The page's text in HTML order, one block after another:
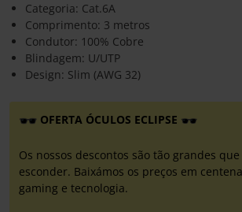
Categoria: Cat.6A
Comprimento: 3 metros
Condutor: 100% Cobre
Blindagem: U/UTP
Design: Slim (AWG 32)
OFERTA ÓCULOS ECLIPSE
Os nossos descontos são tão grandes
esconder. Baixámos os preços em
gaming e tecnologia.